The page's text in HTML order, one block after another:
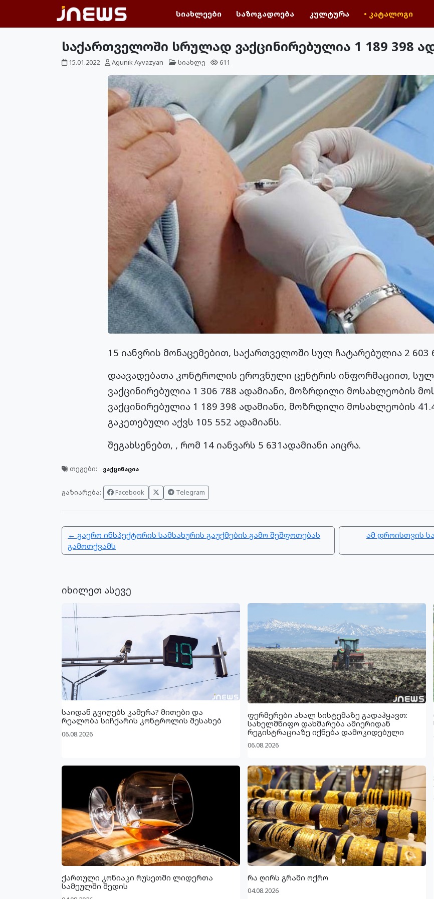
სიახლეები საზოგადოება კულტურა • კატალოგი
საქართველოში სრულად ვაქცინირებულია 1 189 398
15.01.2022 Agunik Ayvazyan სიახლე 611
15 იანვრის მონაცემებით, საქართველოში სულ ჩატარებულია 2 603
დაავადებათა კონტროლის ეროვნული ცენტრის ინფორმაციით,
ვაქცინირებულია 1 306 788 ადამიანი, მოზრდილი მოსახლეობის
ვაქცინირებულია 1 189 398 ადამიანი, მოზრდილი მოსახლეობის
გაკეთებული აქვს 105 552 ადამიანს.
შეგახსენებთ, , რომ 14 იანვარს 5 631ადამიანი აიცრა.
თეგები: ვაქცინაცია
გაზიარება: Facebook Telegram
← გაერო ინსპექტორის სამსახურის გაუქმების გამო შეშფოთებას
გამოთქვამს
ამ დროისთვის
იხილეთ ასევე
საიდან გვიღებს კამერა? მითები და
რეალობა სიჩქარის კონტროლის შესახებ
06.08.2026
ფერმერები ახალ სისტემაზე გადაჰყავთ:
სახელმწიფო დახმარება ამიერიდან
რეგისტრაციაზე იქნება დამოკიდებული
06.08.2026
ქართული კონიაკი რუსეთში ლიდერთა
სამეულში შედის
რა ღირს გრამი ოქრო
04.08.2026